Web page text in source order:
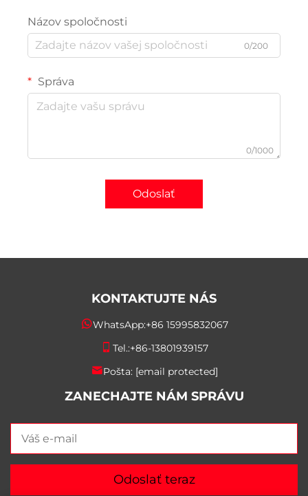
Názov spoločnosti
0/200
Správa
0/1000
Odoslať
KONTAKTUJTE NÁS
WhatsApp:+86 15995832067
Tel.:+86-13801939157
Pošta: [email protected]
ZANECHAJTE NÁM SPRÁVU
Odoslať teraz